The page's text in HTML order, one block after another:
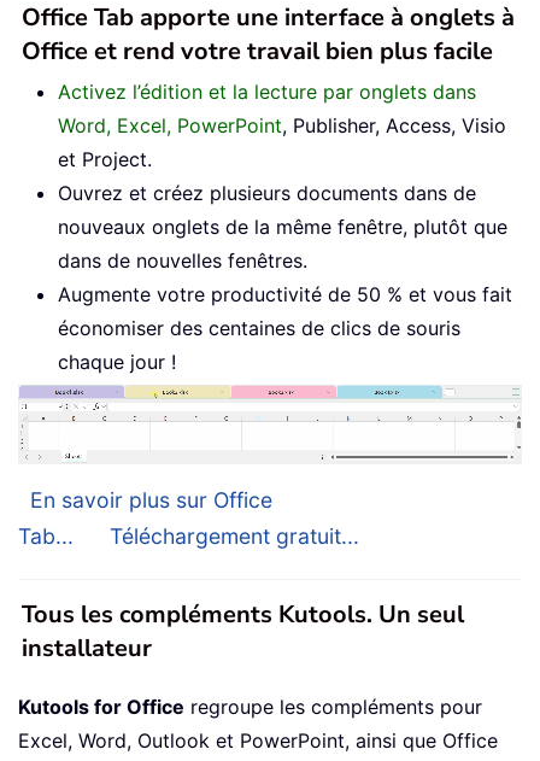
Office Tab apporte une interface à onglets à
Office et rend votre travail bien plus facile
Activez l’édition et la lecture par onglets dans
Word, Excel, PowerPoint, Publisher, Access, Visio
et Project.
Ouvrez et créez plusieurs documents dans de
nouveaux onglets de la même fenêtre, plutôt que
dans de nouvelles fenêtres.
Augmente votre productivité de 50 % et vous fait
économiser des centaines de clics de souris
chaque jour !
En savoir plus sur Office
Tab...
Téléchargement gratuit...
Tous les compléments Kutools. Un seul
installateur
Kutools for Office regroupe les compléments pour
Excel, Word, Outlook et PowerPoint, ainsi que Office